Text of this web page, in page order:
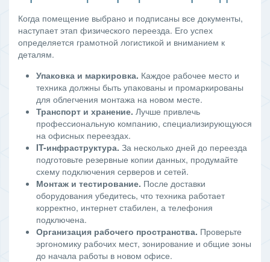
Когда помещение выбрано и подписаны все документы,
наступает этап физического переезда. Его успех
определяется грамотной логистикой и вниманием к
деталям.
Упаковка и маркировка. Каждое рабочее место и
техника должны быть упакованы и промаркированы
для облегчения монтажа на новом месте.
Транспорт и хранение. Лучше привлечь
профессиональную компанию, специализирующуюся
на офисных переездах.
IT-инфраструктура. За несколько дней до переезда
подготовьте резервные копии данных, продумайте
схему подключения серверов и сетей.
Монтаж и тестирование. После доставки
оборудования убедитесь, что техника работает
корректно, интернет стабилен, а телефония
подключена.
Организация рабочего пространства. Проверьте
эргономику рабочих мест, зонирование и общие зоны
до начала работы в новом офисе.